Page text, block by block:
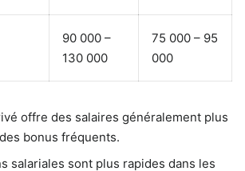
90 000 –
130 000
75 000 – 95
000
offre des salaires généralement plus
bonus fréquents.
salariales sont plus rapides dans les